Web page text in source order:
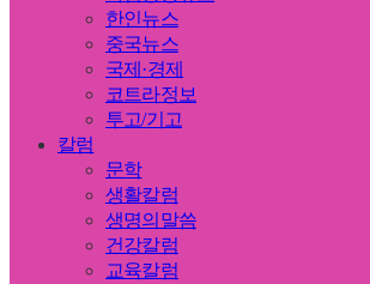
한인뉴스
중국뉴스
국제·경제
코트라정보
투고/기고
칼럼
문학
생활칼럼
생명의말씀
건강칼럼
교육칼럼